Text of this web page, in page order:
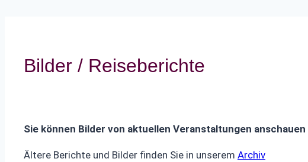
Bilder / Reiseberichte
Sie können Bilder von aktuellen Veranstaltungen anschauen
Ältere Berichte und Bilder finden Sie in unserem Archiv